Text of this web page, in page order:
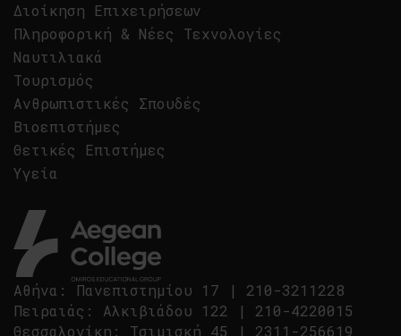
Αθήνα : Πανεπιστημίου 17 | 210-3211228
Πειραιάς : Αλκιβιάδου 122 | 210-4220015
Θεσσαλονίκη : Τσιμισκή 45 | 2311-256619
Διοίκηση Επιχειρήσεων
Πληροφορική & Νέες Τεχνολογίες
Ναυτιλιακά
Τουρισμός
Ανθρωπιστικές Σπουδές
Βιοεπιστήμες
Θετικές Επιστήμες
Υγεία